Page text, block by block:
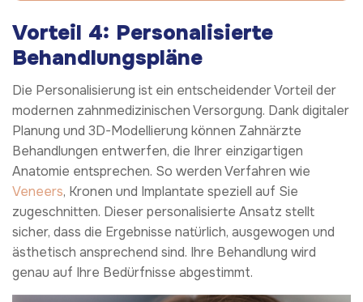
Vorteil 4: Personalisierte
Behandlungspläne
Die Personalisierung ist ein entscheidender Vorteil der
modernen zahnmedizinischen Versorgung. Dank digitaler
Planung und 3D-Modellierung können Zahnärzte
Behandlungen entwerfen, die Ihrer einzigartigen
Anatomie entsprechen. So werden Verfahren wie
Veneers, Kronen und Implantate speziell auf Sie
zugeschnitten. Dieser personalisierte Ansatz stellt
sicher, dass die Ergebnisse natürlich, ausgewogen und
ästhetisch ansprechend sind. Ihre Behandlung wird
genau auf Ihre Bedürfnisse abgestimmt.